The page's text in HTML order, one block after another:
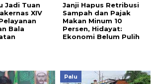
Jadi Tuan
XIV
Bala
Janji Hapus Retribusi
Sampah dan Pajak
Makan Minum 10
Persen, Hidayat:
Ekonomi Belum Pulih
Palu